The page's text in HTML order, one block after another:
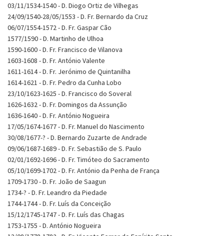
03/11/1534-1540 - D. Diogo Ortiz de Vilhegas
24/09/1540-28/05/1553 - D. Fr. Bernardo da Cruz
06/07/1554-1572 - D. Fr. Gaspar Cão
1577/1590 - D. Martinho de Ulhoa
1590-1600 - D. Fr. Francisco de Vilanova
1603-1608 - D. Fr. António Valente
1611-1614 - D. Fr. Jerónimo de Quintanilha
1614-1621 - D. Fr. Pedro da Cunha Lobo
23/10/1623-1625 - D. Francisco do Soveral
1626-1632 - D. Fr. Domingos da Assunção
1636-1640 - D. Fr. António Nogueira
17/05/1674-1677 - D. Fr. Manuel do Nascimento
30/08/1677-? - D. Bernardo Zuzarte de Andrade
09/06/1687-1689 - D. Fr. Sebastião de S. Paulo
02/01/1692-1696 - D. Fr. Timóteo do Sacramento
05/10/1699-1702 - D. Fr. António da Penha de França
1709-1730 - D. Fr. João de Saagun
1734-? - D. Fr. Leandro da Piedade
1744-1744 - D. Fr. Luís da Conceição
15/12/1745-1747 - D. Fr. Luís das Chagas
1753-1755 - D. António Nogueira